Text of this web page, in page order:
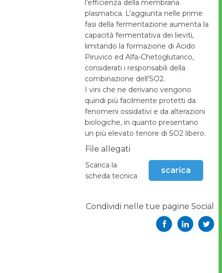
l’efficienza della membrana
plasmatica. L’aggiunta nelle prime
fasi della fermentazione aumenta la
capacità fermentativa dei lieviti,
limitando la formazione di Acido
Piruvico ed Alfa-Chetoglutarico,
considerati i responsabili della
combinazione dell’SO2.
I vini che ne derivano vengono
quindi più facilmente protetti da
fenomeni ossidativi e da alterazioni
biologiche, in quanto presentano
un più elevato tenore di SO2 libero.
File allegati
Scarica la
scheda tecnica
scarica
Condividi nelle tue pagine Social